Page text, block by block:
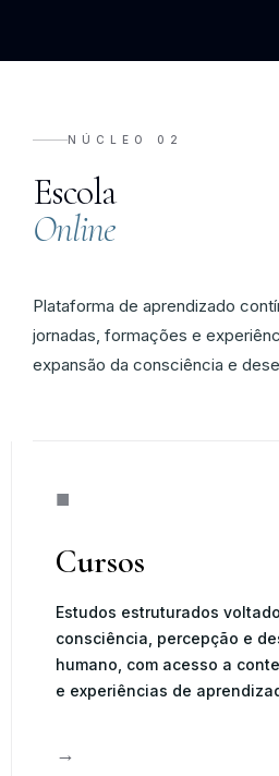
NÚCLEO 02
Escola
Online
Plataforma de aprendizado
jornadas, formações e
expansão da consciência e
■
Cursos
Estudos estruturados
consciência, percepção e
humano, com acesso a
e experiências de
→